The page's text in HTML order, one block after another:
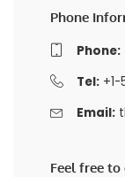
Phone
Phone:
Tel:+1-
Email:
Feel free to